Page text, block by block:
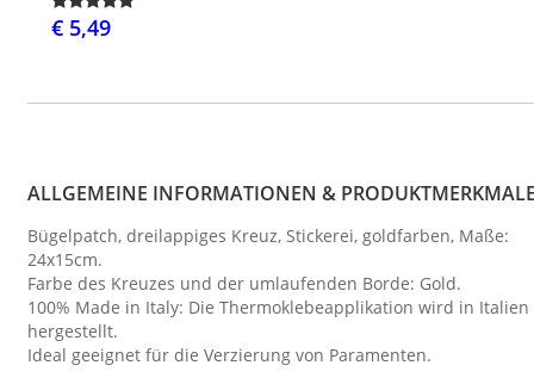
€ 5,49
ALLGEMEINE INFORMATIONEN &
Bügelpatch, dreilappiges Kreuz, Stickerei, goldfarben, Maße:
24x15cm.
Farbe des Kreuzes und der umlaufenden Borde: Gold.
100% Made in Italy: Die Thermoklebeapplikation wird in Italien
hergestellt.
Ideal geeignet für die Verzierung von Paramenten.